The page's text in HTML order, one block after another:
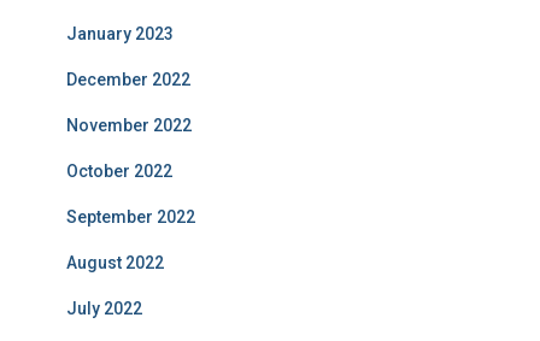
January 2023
December 2022
November 2022
October 2022
September 2022
August 2022
July 2022